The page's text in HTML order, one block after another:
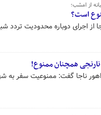
از امشب؛
است؟
از اجرای دوباره محدودیت تردد
همچنان ممنوع!
ناجا گفت: ممنوعیت سفر به